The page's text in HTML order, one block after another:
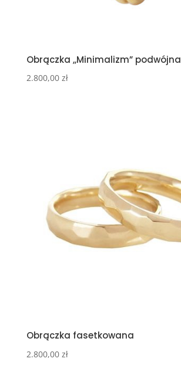
Obrączka ,,Minimalizm” podwójna
2.800,00 zł
Obrączka fasetkowana
2.800,00 zł